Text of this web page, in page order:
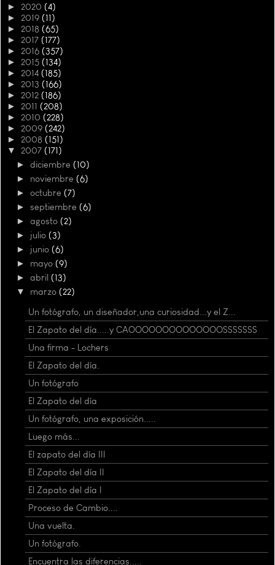
► 2020 (4)
► 2019 (11)
► 2018 (65)
► 2017 (177)
► 2016 (357)
► 2015 (134)
► 2014 (185)
► 2013 (166)
► 2012 (186)
► 2011 (208)
► 2010 (228)
► 2009 (242)
► 2008 (151)
▼ 2007 (171)
► diciembre (10)
► noviembre (6)
► octubre (7)
► septiembre (6)
► agosto (2)
► julio (3)
► junio (6)
► mayo (9)
► abril (13)
▼ marzo (22)
Un fotógrafo, un diseñador,una curiosidad...y el Z...
El Zapato del día.....y CAOOOOOOOOOOOOOOSSSSSSS
Una firma - Lochers
El Zapato del día.
Un fotógrafo
El Zapato del día
Un fotógrafo, una exposición.....
Luego más...
El zapato del día III
El Zapato del día II
El Zapato del día I
Proceso de Cambio....
Una vuelta.
Un fotógrafo.
Encuentra las diferencias.....